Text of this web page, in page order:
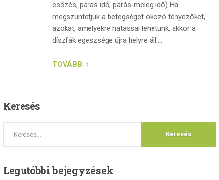
esőzés, párás idő, párás-meleg idő) Ha
megszüntetjük a betegséget okozó tényezőket,
azokat, amelyekre hatással lehetünk, akkor a
díszfák egészsége újra helyre áll....
TOVÁBB
Keresés
Legutóbbibejegyzések